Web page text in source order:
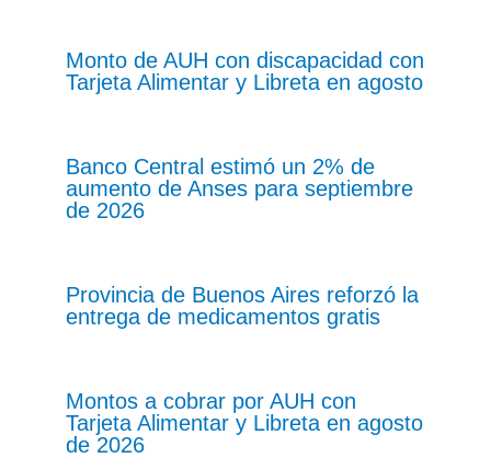
Monto de AUH con discapacidad con
Tarjeta Alimentar y Libreta en agosto
Banco Central estimó un 2% de
aumento de Anses para septiembre
de 2026
Provincia de Buenos Aires reforzó la
entrega de medicamentos gratis
Montos a cobrar por AUH con
Tarjeta Alimentar y Libreta en agosto
de 2026